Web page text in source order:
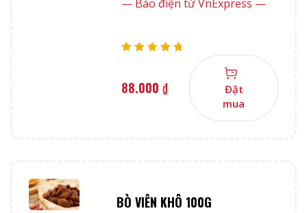
— Báo điện tử VnExpress —
88.000 ₫
Đặt
mua
BÒ VIÊN KHÔ 100G